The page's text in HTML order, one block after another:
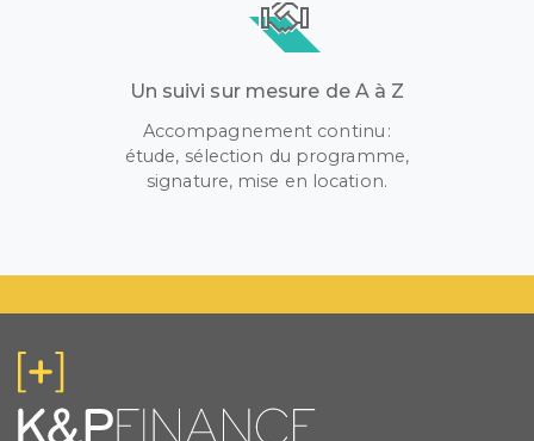
Un suivi sur mesure de A à Z
Accompagnement continu :
étude, sélection du programme,
signature, mise en location.